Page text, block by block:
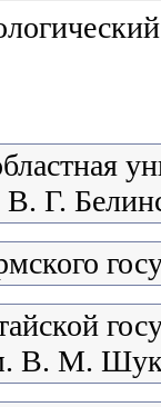
Г.
В. М.